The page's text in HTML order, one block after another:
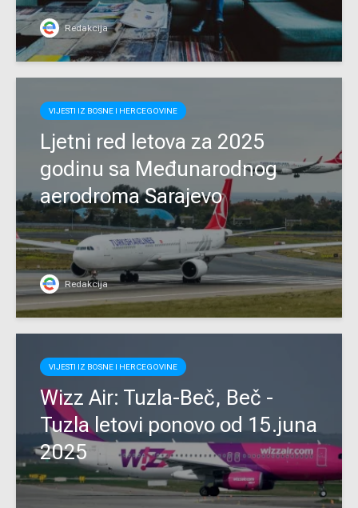
Redakcija
VIJESTI IZ BOSNE I HERCEGOVINE
Ljetni red letova za 2025
godinu sa Međunarodnog
aerodroma Sarajevo
Redakcija
VIJESTI IZ BOSNE I HERCEGOVINE
Wizz Air: Tuzla-Beč, Beč -
Tuzla letovi ponovo od 15.juna
2025